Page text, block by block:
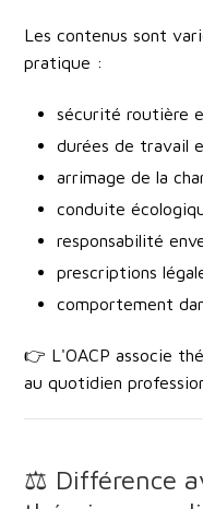
Les contenus sont
pratique :
sécurité routière
durées de travail
arrimage de la
conduite
responsabilité
prescriptions
comportement
👉 L'OACP associe
au quotidien
⚖️ Différence